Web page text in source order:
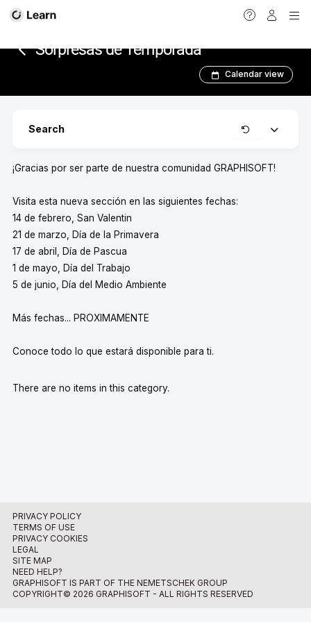
Sorpresas de Temporada
Calendar view
Search ClearExpand
¡Gracias por ser parte de nuestra comunidad GRAPHISOFT!
Visita esta nueva sección en las siguientes fechas:
14 de febrero, San Valentin
21 de marzo, Día de la Primavera
17 de abril, Día de Pascua
1 de mayo, Día del Trabajo
5 de junio, Día del Medio Ambiente
Más fechas... PROXIMAMENTE
Conoce todo lo que estará disponible para ti.
There are no items in this category.
PRIVACY POLICY
TERMS OF USE
PRIVACY COOKIES
LEGAL
SITE MAP
NEED HELP?
GRAPHISOFT IS PART OF THE NEMETSCHEK GROUP
COPYRIGHT© 2026 GRAPHISOFT - ALL RIGHTS RESERVED